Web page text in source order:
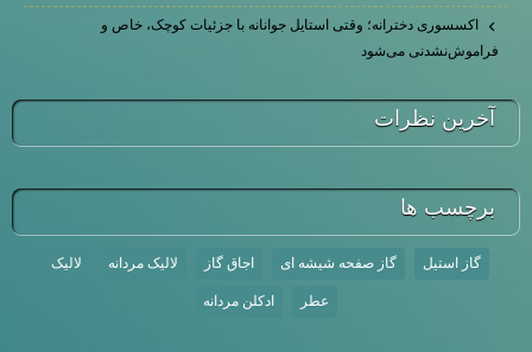
اکسسوری دخترانه؛ وقتی استایل جوانانه با جزئیات کوچک، خاص و
فراموش‌نشدنی می‌شود
آخرين نظرات
برچسب ها
گاز استیل گاز صفحه شیشه ای اجاق گاز لالیک مردانه لالیک
عطر ادکلن مردانه